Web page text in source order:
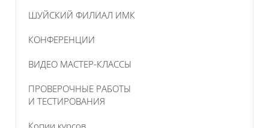
ШУЙСКИЙ ФИЛИАЛ ИМК
КОНФЕРЕНЦИИ
ВИДЕО МАСТЕР-КЛАССЫ
ПРОВЕРОЧНЫЕ РАБОТЫ
И ТЕСТИРОВАНИЯ
Копии курсов